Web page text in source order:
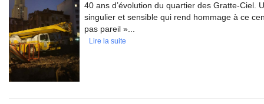
40 ans d’évolution du quartier des Gratte-Ciel.
singulier et sensible qui rend hommage à ce
pas pareil »...
Lire la suite